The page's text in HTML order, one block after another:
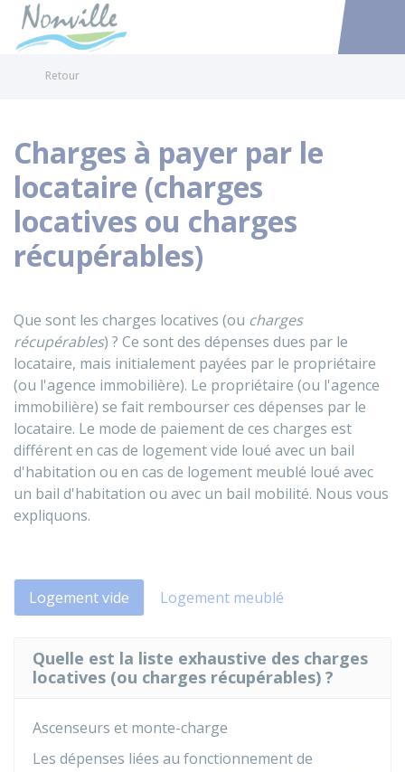
Accéder
Retour
Charges à payer par le
locataire (charges
locatives ou charges
récupérables)
Que sont les charges locatives (ou charges
récupérables) ? Ce sont des dépenses dues par le
locataire, mais initialement payées par le propriétaire
(ou l'agence immobilière). Le propriétaire (ou l'agence
immobilière) se fait rembourser ces dépenses par le
locataire. Le mode de paiement de ces charges est
différent en cas de logement vide loué avec un bail
d'habitation ou en cas de logement meublé loué avec
un bail d'habitation ou avec un bail mobilité. Nous vous
expliquons.
Logement vide Logement meublé
Quelle est la liste exhaustive des charges
locatives (ou charges récupérables) ?
Ascenseurs et monte-charge
Les dépenses liées au fonctionnement de